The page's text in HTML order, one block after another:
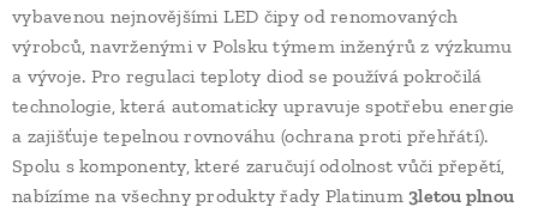
vybavenou nejnovějšími LED čipy od renomovaných
výrobců, navrženými v Polsku týmem inženýrů z výzkumu
a vývoje. Pro regulaci teploty diod se používá pokročilá
technologie, která automaticky upravuje spotřebu energie
a zajišťuje tepelnou rovnováhu (ochrana proti přehřátí).
Spolu s komponenty, které zaručují odolnost vůči přepětí,
nabízíme na všechny produkty řady Platinum 3letou plnou